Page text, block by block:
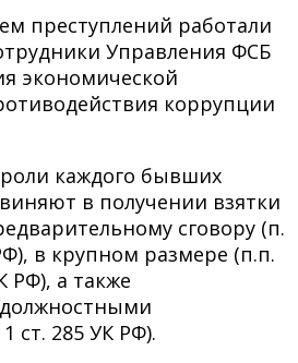
преступлений работали
Управления ФСБ
экономической
коррупции
каждого бывших
в получении взятки
сговору (п.
в крупном размере (п.п.
РФ), а также
ст. 285 УК РФ).